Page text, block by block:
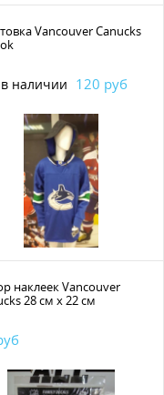
Vancouver Canucks
наличии 120 руб
наклеек Vancouver
Canucks 28 см х 22 см